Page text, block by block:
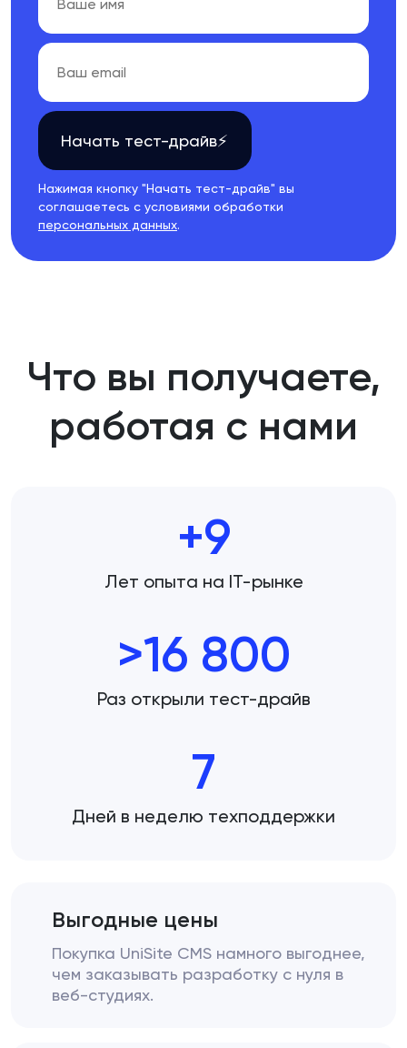
Начать тест-драйв⚡
Нажимая кнопку "Начать тест-драйв" вы
соглашаетесь с условиями обработки
персональных данных.
Что вы получаете,
работая с нами
+9
Лет опыта на IT-рынке
>16 800
Раз открыли тест-драйв
7
Дней в неделю техподдержки
Выгодные цены
Покупка UniSite CMS намного выгоднее,
чем заказывать разработку с нуля в
веб-студиях.